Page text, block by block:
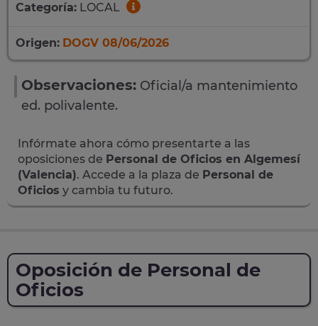
Categoría: LOCAL
Origen: DOGV 08/06/2026
Observaciones: Oficial/a mantenimiento
ed. polivalente.
Infórmate ahora cómo presentarte a las
oposiciones de Personal de Oficios en Algemesí
(Valencia). Accede a la plaza de Personal de
Oficios y cambia tu futuro.
Oposición de Personal de
Oficios